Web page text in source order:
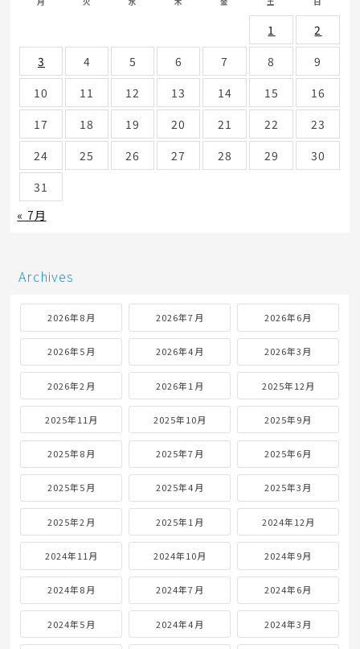
1
2
3
4 5 6 7 8
9
10
11 12 13 14 15
16
17
18 19 20 21 22
23
24
25 26 27 28 29
30
31
« 7月
Archives
2026年8月 2026年7月 2026年6月
2026年5月 2026年4月 2026年3月
2026年2月 2026年1月 2025年12月
2025年11月 2025年10月 2025年9月
2025年8月 2025年7月 2025年6月
2025年5月 2025年4月 2025年3月
2025年2月 2025年1月 2024年12月
2024年11月 2024年10月 2024年9月
2024年8月 2024年7月 2024年6月
2024年5月 2024年4月 2024年3月